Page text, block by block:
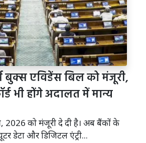
एविडेंस बिल को मंजूरी,
भी होंगे अदालत में मान्य
2026 को मंजूरी दे दी है। अब बैंकों के
डेटा और डिजिटल एंट्री...